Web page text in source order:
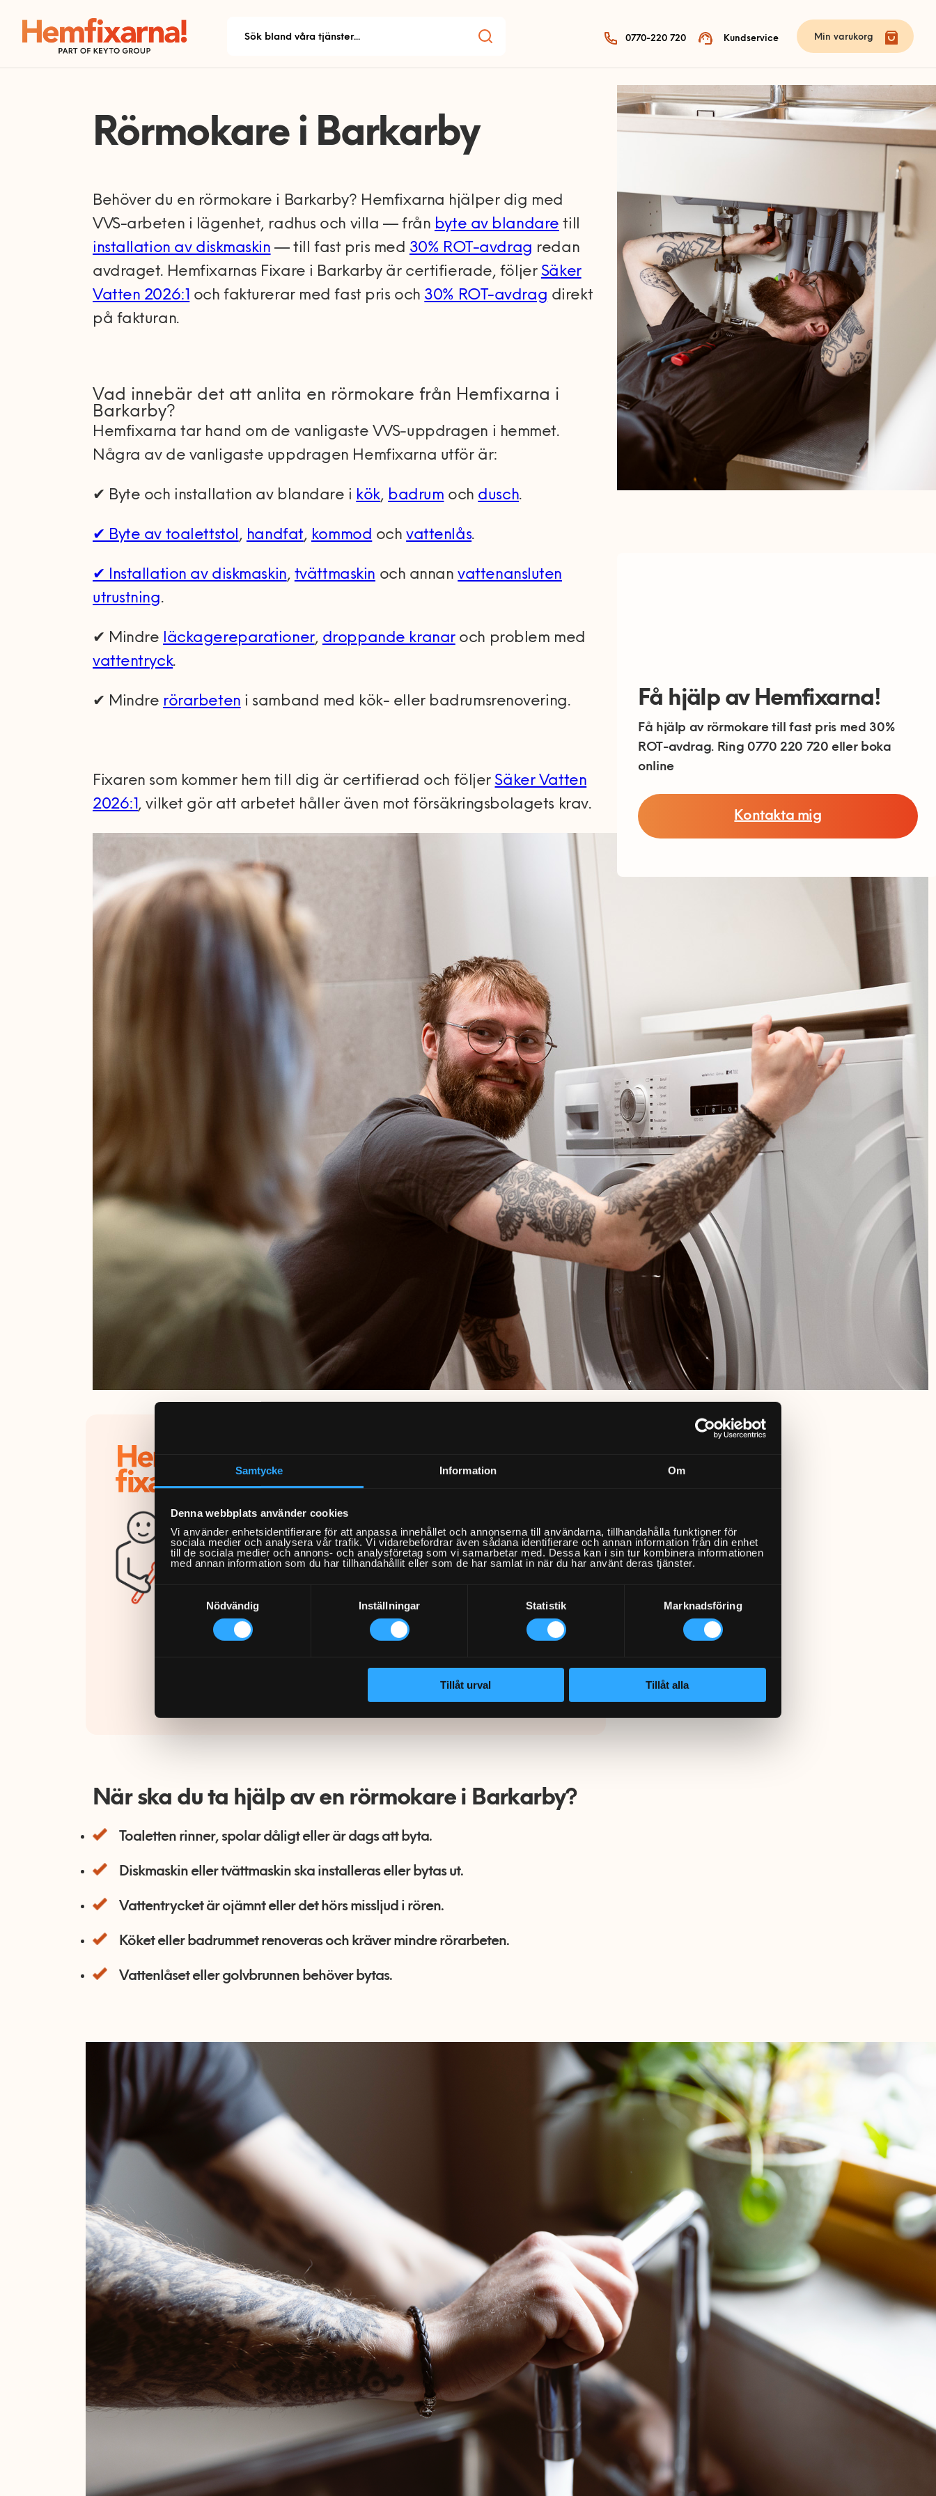
Samtycke Information Om
Denna webbplats använder cookies
Vi använder enhetsidentifierare för att anpassa innehållet och annonserna till användarna, tillhandahålla funktioner för
sociala medier och analysera vår trafik. Vi vidarebefordrar även sådana identifierare och annan information från din enhet
till de sociala medier och annons- och analysföretag som vi samarbetar med. Dessa kan i sin tur kombinera informationen
med annan information som du har tillhandahållit eller som de har samlat in när du har använt deras tjänster.
Nödvändig
Inställningar Statistik Marknadsföring
Tillåt urval Tillåt alla
0770-220 720 Kundservice Min varukorg
Rörmokare i Barkarby
Behöver du en rörmokare i Barkarby? Hemfixarna hjälper dig med
VVS-arbeten i lägenhet, radhus och villa — från byte av blandare till
installation av diskmaskin — till fast pris med 30% ROT-avdrag redan
avdraget. Hemfixarnas Fixare i Barkarby är certifierade, följer Säker
Vatten 2026:1 och fakturerar med fast pris och 30% ROT-avdrag direkt
på fakturan.
Vad innebär det att anlita en rörmokare från Hemfixarna i
Barkarby?
Hemfixarna tar hand om de vanligaste VVS-uppdragen i hemmet.
Några av de vanligaste uppdragen Hemfixarna utför är:
✔ Byte och installation av blandare i kök, badrum och dusch.
✔ Byte av toalettstol, handfat, kommod ochvattenlås.
✔ Installation av diskmaskin, tvättmaskin och annanvattenansluten
utrustning.
✔ Mindre läckagereparationer, droppande kranaroch problem med
vattentryck.
✔ Mindre rörarbeten i samband med kök- eller badrumsrenovering.
Fixaren som kommer hem till dig är certifierad och följer Säker Vatten
2026:1, vilket gör att arbetet håller även mot försäkringsbolagets krav.
Hemfixarna är rikstäckande och har kapacitet
på kvällar och helger.
PåTrustpilothar Hemfixarna4,6 av 5från över
25 000 recensioner med hundratusentals
Fixaren som kommer hem till dig i Barkarby är
certifierad och följer
Säker Vatten 2026:1
, vilket
försäkringsbolagets krav.
När ska du ta hjälp av en rörmokare i Barkarby?
Toaletten rinner, spolar dåligt eller är dags att byta.
Diskmaskin eller tvättmaskin ska installeras eller bytas ut.
Vattentrycket är ojämnt eller det hörs missljud i rören.
Köket eller badrummet renoveras och kräver mindre rörarbeten.
Vattenlåset eller golvbrunnen behöver bytas.
Få hjälp av Hemfixarna!
Få hjälp av rörmokare till fast pris med 30%
ROT-avdrag. Ring 0770 220 720 eller boka
online
Kontakta mig